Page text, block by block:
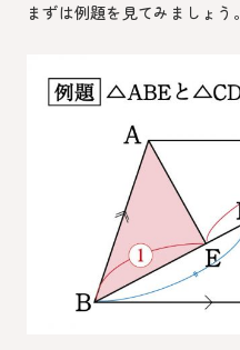
まずは例題を見てみましょう。